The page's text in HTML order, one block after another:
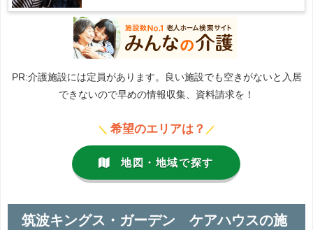
PR:介護施設には定員があります。良い施設でも空きがないと入居
できないので早めの情報収集、資料請求を！
＼ 希望のエリアは？ ／
地図・地域で探す
筑波キングス・ガーデン ケアハウスの施